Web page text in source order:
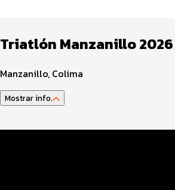
Triatlón Manzanillo 2026
Manzanillo, Colima
Mostrar info.